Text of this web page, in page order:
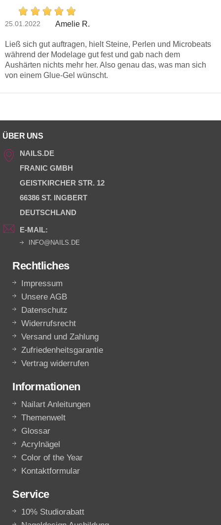
25.01.2022 Amelie R.
Ließ sich gut auftragen, hielt Steine, Perlen und Microbeats
während der Modelage gut fest und gab nach dem
Aushärten nichts mehr her. Also genau das, was man sich
von einem Glue-Gel wünscht.
ÜBER UNS
NAILS.DE
FRANIC GMBH
GEISTKIRCHER STR. 12
66386 ST. INGBERT
DEUTSCHLAND
E-MAIL:
INFO@NAILS.DE
Rechtliches
Impressum
Unsere AGB
Datenschutz
Widerrufsrecht
Versand und Zahlung
Zufriedenheitsgarantie
Vertrag widerrufen
Informationen
Nailart Anleitungen
Themenwelt
Glossar
Acrylnägel
Color of the Year
Kontaktformular
Service
10% Studiorabatt